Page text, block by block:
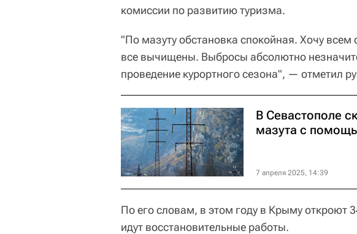
комиссии по развитию туризма.
"По мазуту обстановка спокойная. Хочу всем
все вычищены. Выбросы абсолютно
проведение курортного сезона", — отметил
В Севастополе
мазута с
7 апреля 2025, 14:39
По его словам, в этом году в Крыму откроют
идут восстановительные работы.